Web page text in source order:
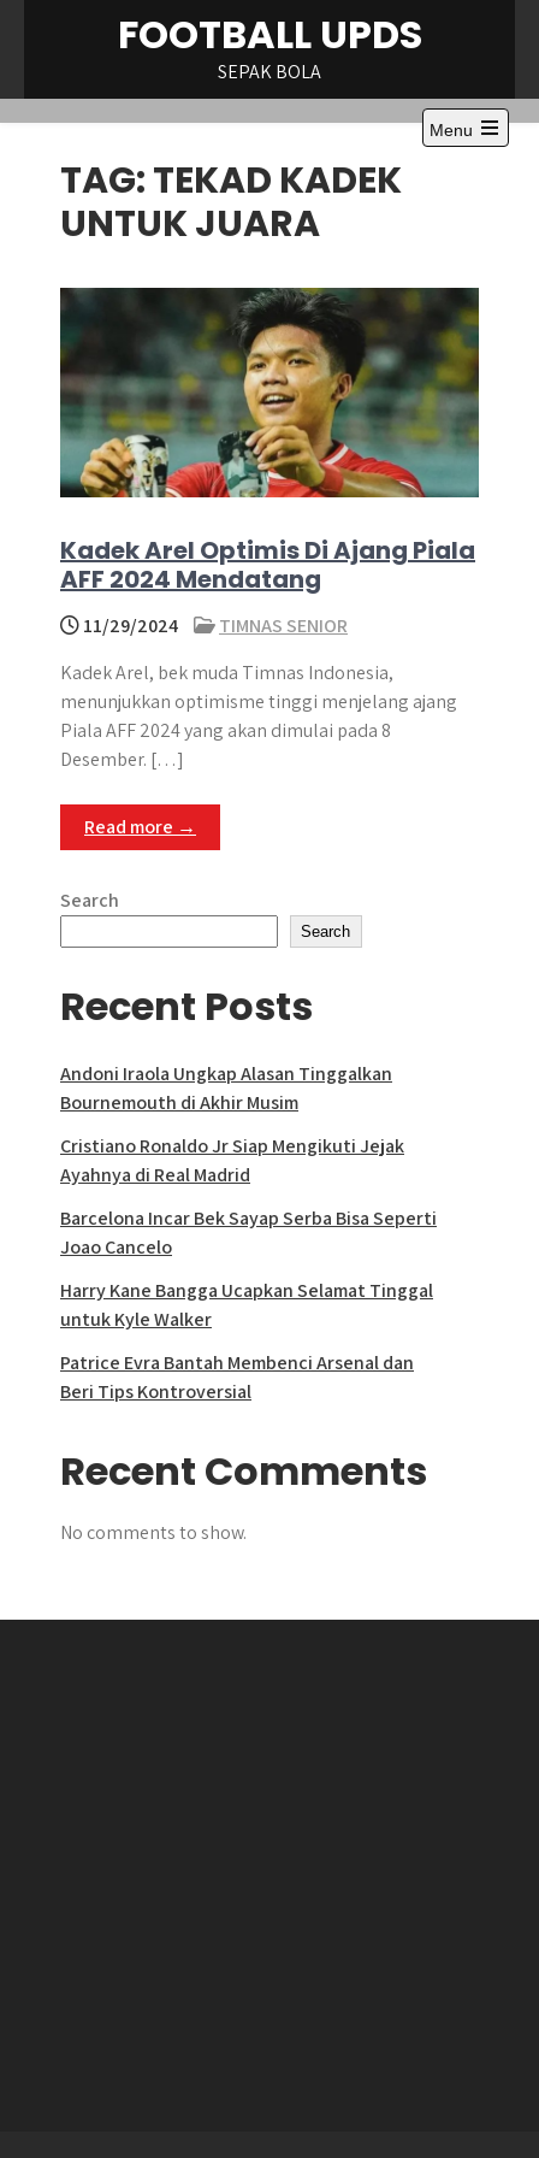
FOOTBALL UPDS
SEPAK BOLA
Menu
Open
TAG:TEKAD KADEK
UNTUK JUARA
Kadek Arel Optimis Di Ajang Piala
AFF 2024 Mendatang
11/29/2024
TIMNAS SENIOR
Kadek Arel, bek muda Timnas Indonesia,
menunjukkan optimisme tinggi menjelang ajang
Piala AFF 2024 yang akan dimulai pada 8
Desember. […]
Read more →
Search
Search
Recent Posts
Andoni Iraola Ungkap Alasan Tinggalkan
Bournemouth di Akhir Musim
Cristiano Ronaldo Jr Siap Mengikuti Jejak
Ayahnya di Real Madrid
Barcelona Incar Bek Sayap Serba Bisa Seperti
Joao Cancelo
Harry Kane Bangga Ucapkan Selamat Tinggal
untuk Kyle Walker
Patrice Evra Bantah Membenci Arsenal dan
Beri Tips Kontroversial
Recent Comments
No comments to show.